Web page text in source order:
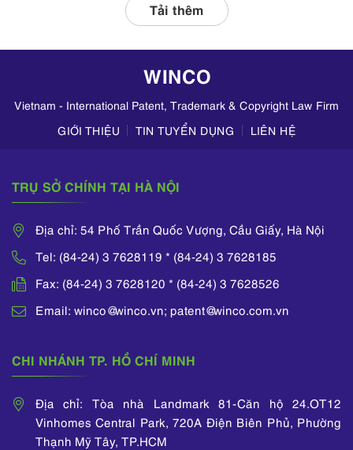
liên quan, tập
trung kiểm tra
Tải thêm
WINCO
Vietnam - International Patent, Trademark & Copyright Law Firm
GIỚI THIỆU
TIN TUYỂN DỤNG LIÊN HỆ
TRỤ SỞ CHÍNH TẠI HÀ NỘI
Địa chỉ: 54 Phố Trần Quốc Vượng, Cầu Giấy, Hà Nội
Tel: (84-24) 3 7628119 * (84-24) 3 7628185
Fax: (84-24) 3 7628120 * (84-24) 3 7628526
Email: winco@winco.vn; patent@winco.com.vn
CHI NHÁNH TP. HỒ CHÍ MINH
Địa chỉ: Tòa nhà Landmark 81-Căn hộ 24.OT12
Vinhomes Central Park, 720A Điện Biên Phủ, Phường
Thạnh Mỹ Tây, TP.HCM